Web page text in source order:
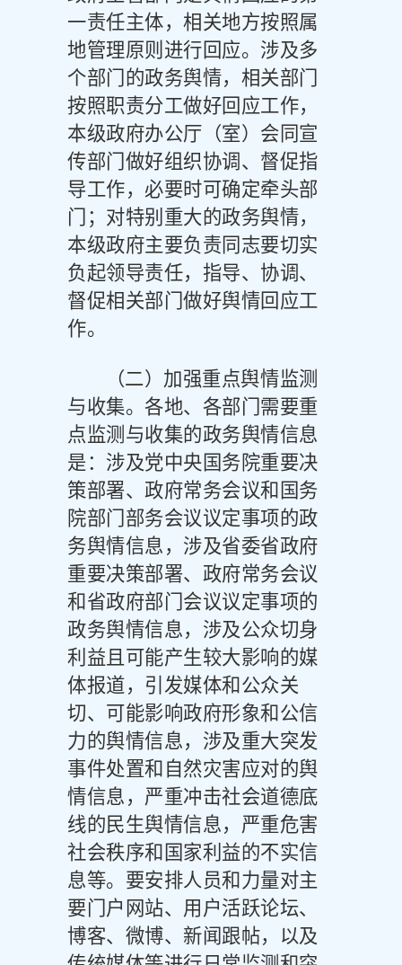
一责任主体，相关地方按照属
地管理原则进行回应。涉及多
个部门的政务舆情，相关部门
按照职责分工做好回应工作，
本级政府办公厅（室）会同宣
传部门做好组织协调、督促指
导工作，必要时可确定牵头部
门；对特别重大的政务舆情，
本级政府主要负责同志要切实
负起领导责任，指导、协调、
督促相关部门做好舆情回应工
作。
（二）加强重点舆情监测
与收集。各地、各部门需要重
点监测与收集的政务舆情信息
是：涉及党中央国务院重要决
策部署、政府常务会议和国务
院部门部务会议议定事项的政
务舆情信息，涉及省委省政府
重要决策部署、政府常务会议
和省政府部门会议议定事项的
政务舆情信息，涉及公众切身
利益且可能产生较大影响的媒
体报道，引发媒体和公众关
切、可能影响政府形象和公信
力的舆情信息，涉及重大突发
事件处置和自然灾害应对的舆
情信息，严重冲击社会道德底
线的民生舆情信息，严重危害
社会秩序和国家利益的不实信
息等。要安排人员和力量对主
要门户网站、用户活跃论坛、
博客、微博、新闻跟帖，以及